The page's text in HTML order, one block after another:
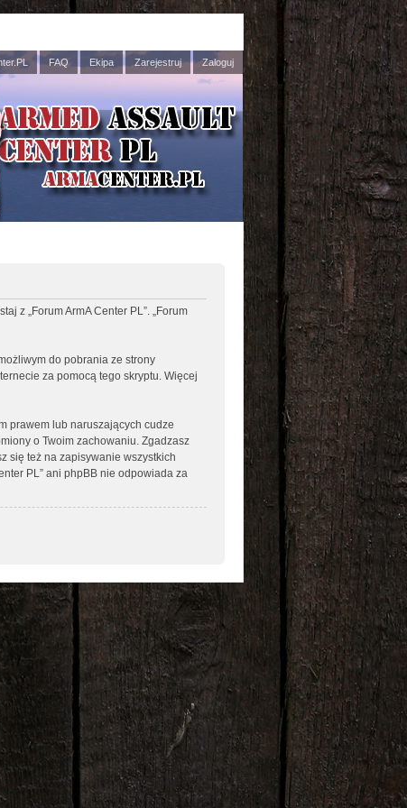
FAQ Ekipa Zarejestruj Zaloguj
z „Forum ArmA Center PL”. „Forum
do pobrania ze strony
za pomocą tego skryptu. Więcej
prawem lub naruszających cudze
o Twoim zachowaniu. Zgadzasz
się też na zapisywanie wszystkich
PL” ani phpBB nie odpowiada za